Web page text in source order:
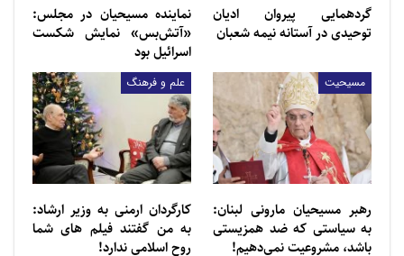
گردهمایی پیروان ادیان
توحیدی در آستانه نیمه شعبان
نماینده مسیحیان در مجلس:
«آتش‌بس» نمایش شکست
اسرائیل بود
مسیحیت
رهبر مسیحیان مارونی لبنان:
به سیاستی که ضد همزیستی
باشد، مشروعیت نمی‌دهیم!
علم و فرهنگ
کارگردان ارمنی به وزیر ارشاد:
به من گفتند فیلم های شما
روح اسلامی ندارد!